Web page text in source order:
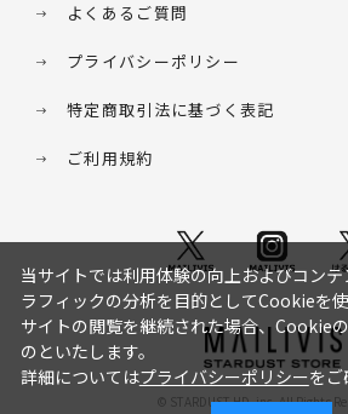
よくあるご質問
プライバシーポリシー
特定商取引法に基づく表記
ご利用規約
© STARDUST HD. inc. All Rights
当サイトでは利用体験の向上およびコン
ラフィックの分析を目的としてCookieを使
サイトの閲覧を継続された場合、Cookie
のといたします。
詳細についてはプライバシーポリシーをご